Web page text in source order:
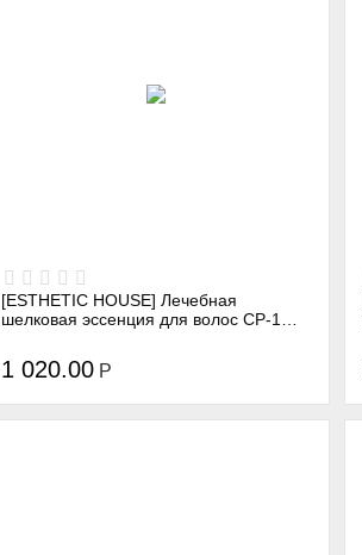
[ESTHETIC HOUSE] Лечебная
шелковая эссенция для волос CP-1
1 020.00 Р